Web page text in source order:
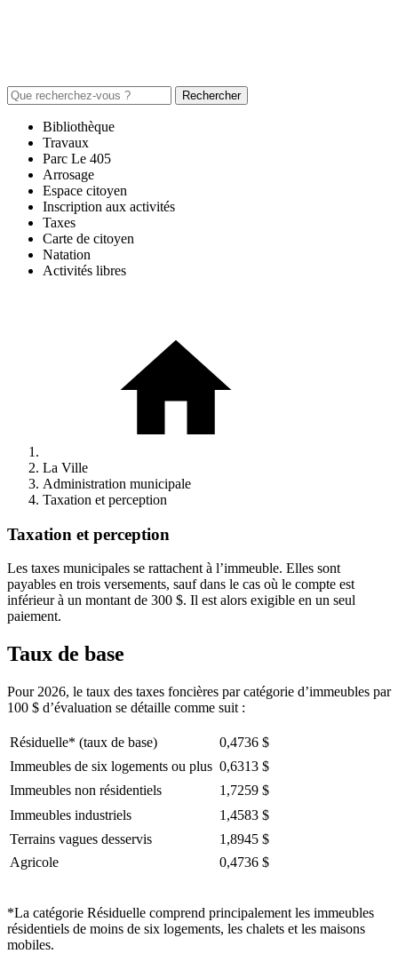
Rechercher
Bibliothèque
Travaux
Parc Le 405
Arrosage
Espace citoyen
Inscription aux activités
Taxes
Carte de citoyen
Natation
Activités libres
La Ville
Administration municipale
Taxation et perception
Taxation et perception
Les taxes municipales se rattachent à l’immeuble. Elles sont
payables en trois versements, sauf dans le cas où le compte est
inférieur à un montant de 300 $. Il est alors exigible en un seul
paiement.
Taux de base
Pour 2026, le taux des taxes foncières par catégorie d’immeubles par
100 $ d’évaluation se détaille comme suit :
Résiduelle* (taux de base)
0,4736 $
Immeubles de six logements ou plus 0,6313 $
Immeubles non résidentiels
1,7259 $
Immeubles industriels
1,4583 $
Terrains vagues desservis
1,8945 $
Agricole
0,4736 $
*La catégorie Résiduelle comprend principalement les immeubles
résidentiels de moins de six logements, les chalets et les maisons
mobiles.